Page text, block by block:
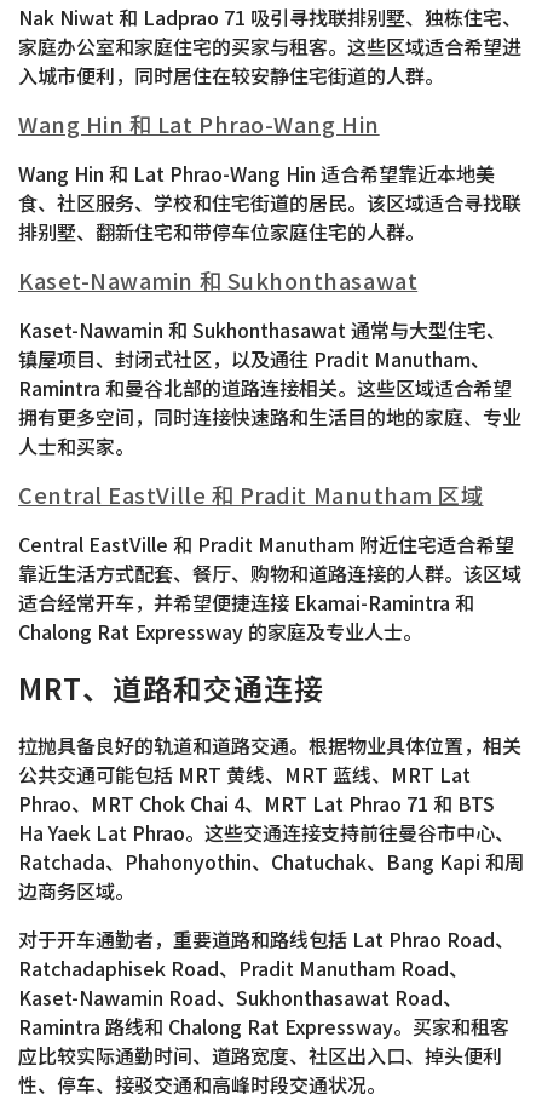
Nak Niwat 和 Ladprao 71 吸引寻找联排别墅、独栋住宅、
家庭办公室和家庭住宅的买家与租客。这些区域适合希望进
入城市便利，同时居住在较安静住宅街道的人群。
Wang Hin 和 Lat Phrao-Wang Hin
Wang Hin 和 Lat Phrao-Wang Hin 适合希望靠近本地美
食、社区服务、学校和住宅街道的居民。该区域适合寻找联
排别墅、翻新住宅和带停车位家庭住宅的人群。
Kaset-Nawamin 和 Sukhonthasawat
Kaset-Nawamin 和 Sukhonthasawat 通常与大型住宅、
镇屋项目、封闭式社区，以及通往 Pradit Manutham、
Ramintra 和曼谷北部的道路连接相关。这些区域适合希望
拥有更多空间，同时连接快速路和生活目的地的家庭、专业
人士和买家。
Central EastVille 和 Pradit Manutham 区域
Central EastVille 和 Pradit Manutham 附近住宅适合希望
靠近生活方式配套、餐厅、购物和道路连接的人群。该区域
适合经常开车，并希望便捷连接 Ekamai-Ramintra 和
Chalong Rat Expressway 的家庭及专业人士。
MRT、道路和交通连接
拉抛具备良好的轨道和道路交通。根据物业具体位置，相关
公共交通可能包括 MRT 黄线、MRT 蓝线、MRT Lat
Phrao、MRT Chok Chai 4、MRT Lat Phrao 71 和 BTS
Ha Yaek Lat Phrao。这些交通连接支持前往曼谷市中心、
Ratchada、Phahonyothin、Chatuchak、Bang Kapi 和周
边商务区域。
对于开车通勤者，重要道路和路线包括 Lat Phrao Road、
Ratchadaphisek Road、Pradit Manutham Road、
Kaset-Nawamin Road、Sukhonthasawat Road、
Ramintra 路线和 Chalong Rat Expressway。买家和租客
应比较实际通勤时间、道路宽度、社区出入口、掉头便利
性、停车、接驳交通和高峰时段交通状况。